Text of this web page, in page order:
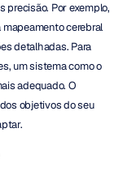
precisão. Por exemplo,
cerebral
detalhadas. Para
um sistema como o
adequado. O
objetivos do seu